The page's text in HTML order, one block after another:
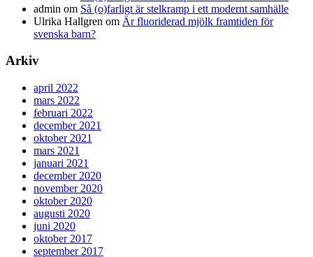
admin om Så (o)farligt är stelkramp i ett modernt samhälle
Ulrika Hallgren om Är fluoriderad mjölk framtiden för
svenska barn?
Arkiv
april 2022
mars 2022
februari 2022
december 2021
oktober 2021
mars 2021
januari 2021
december 2020
november 2020
oktober 2020
augusti 2020
juni 2020
oktober 2017
september 2017